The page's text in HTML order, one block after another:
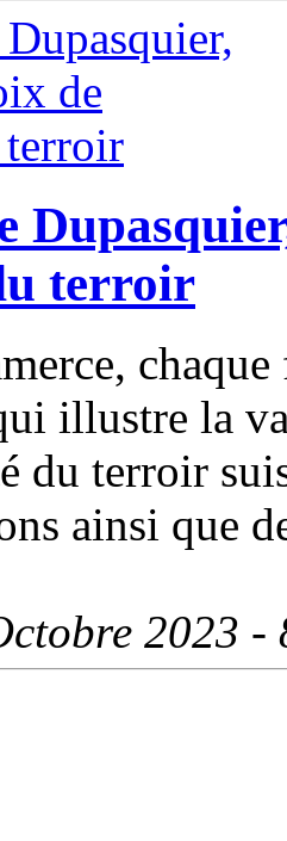
terroir
illustre la
du terroir
ainsi que
2023 -